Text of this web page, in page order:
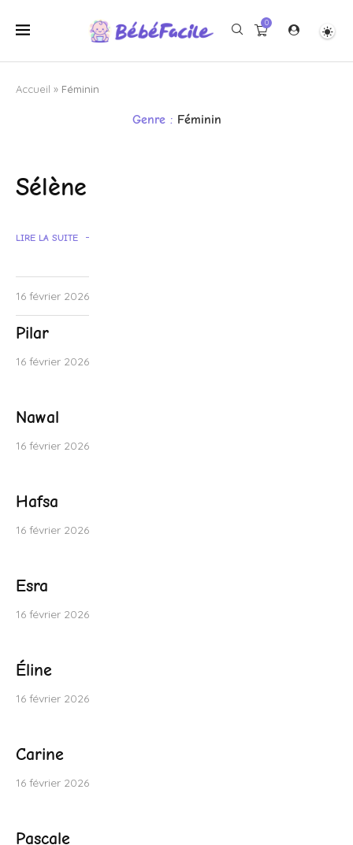
0
Accueil » Féminin
Genre : Féminin
Sélène
LIRE LA SUITE
16 février 2026
Pilar
16 février 2026
Nawal
16 février 2026
Hafsa
16 février 2026
Esra
16 février 2026
Éline
16 février 2026
Carine
16 février 2026
Pascale